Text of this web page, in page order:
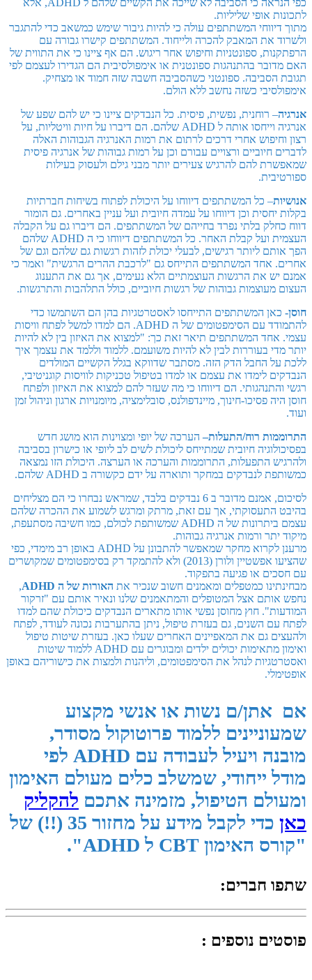
לתכונות אופי שליליות.
מתוך דיווחי המשתתפים עולה כי להיות גיבור שימש כמשאב כדי להתגבר
ולשרוד את המאבק להכרה ולייחוד. המשתתפים קישרו גבורה עם
הרפתקנות, ספונטניות וחיפוש אחר ריגוש. הם אף ציינו כי את התווית של
האם מדובר בהתנהגות ספונטנית או אימפולסיבית הם הגדירו לעצמם לפי
תגובת הסביבה. ספונטני כשהסביבה חשבה שזה חמוד או מצחיק.
אימפולסיבי כשזה נחשב ללא הולם.
אנרגיה– רוחנית, נפשית, פיסית. כל הנבדקים ציינו כי יש להם שפע של
אנרגיה וייחסו אותה ל ADHD שלהם. הם דיברו על חיות וויטליות, על
רצון וחיפוש אחרי דרכים לרתום את רמות האנרגיה הגבוהות האלה
לדברים חיוביים ורצויים עבורם וכן על רמות גבוהות של אנרגיה פיסית
שמאפשרת להם להרגיש צעירים יותר מבני גילם ולעסוק בעילות
ספורטיבית.
אנושיות– כל המשתתפים דיווחו על היכולת לפתוח בשיחות חברתיות
בקלות יחסית וכן דיווחו על עמדה חיובית ועל עניין באחרים. גם הומור
דווח כחלק בלתי נפרד בחייהם של המשתתפים. הם דיברו גם על הקבלה
העצמית ועל קבלת האחר. כל המשתתפים דיווחו כי ה ADHD שלהם
הפך אותם ליותר רגישים, לבעלי יכולת לזהות רגשות גם שלהם וגם של
אחרים. אחד המשתתפים התייחס גם "לרכבת ההרים הרגשית" ואמר כי
אמנם יש את הרגשות העוצמתיים הלא נעימים, אך גם את התענוג
העצום מעוצמות גבוהות של רגשות חיוביים, כולל התלהבות והתרגשות.
חוסן- כאן המשתתפים התייחסו לאסטרטגיות בהן הם השתמשו כדי
להתמודד עם הסימפטומים של ה ADHD. הם למדו למשל לפתח וויסות
עצמי. אחד המשתתפים תיאר זאת כך: "למצוא את האיזון בין לא להיות
יותר מדי בעוררות לבין לא להיות משועמם. ללמוד וללמד את עצמך איך
ללכת על החבל הדק הזה. מסתבר שדווקא בגלל הקשיים המולדים
הנבדקים לימדו את עצמם או למדו בטיפול טכניקות לוויסות קוגניטיבי,
רגשי והתנהגותי. הם דיווחו כי מה שעזר להם למצוא את האיזון ולפתח
חוסן היה פסיכו-חינוך, מיינדפולנס, סובלימציה, מיומנויות ארגון וניהול זמן
ועוד.
התרוממות רוח/התעלות–הערכה של יופי ומצוינות הוא מושג חדש
בפסיכולוגיה חיובית שמתייחס ליכולת לשים לב ליופי או כישרון בסביבה
ולהרגיש התפעלות, התרוממות והערכה או הערצה. היכולת הזו נמצאה
כמשותפת לנבדקים במחקר ותוארה על ידם כקשורה ב ADHD שלהם.
לסיכום, אמנם מדובר ב 6 נבדקים בלבד, שמראש נבחרו כי הם מצליחים
בהיבט התעסוקתי, אך עם זאת, מרתק ומרגש לשמוע את ההכרה שלהם
עצמם ביתרונות של ה ADHD שמשותפת לכולם, כמו חשיבה מסתעפת,
מיקוד יתר ורמות אנרגיה גבוהות.
מרענן לקרוא מחקר שמאפשר להתבונן על ADHD באופן רב מימדי, כפי
שהציעו אפשטיין ולורן (2013) ולא להתמקד רק בסימפטומים שמקושרים
עם חסכים או פגיעה בתפקוד.
מבחינתינו כמטפלים ומאמנים חשוב שנכיר את האורות של ה ADHD
,
נחפש אותם אצל המטופלים והמתאמנים שלנו ונאיר אותם עם "זרקור
המודעות". חוץ מחוסן נפשי אותו מתארים הנבדקים כיכולת שהם למדו
לפתח עם השנים, גם בעזרת טיפול, ניתן בהתערבות נכונה לעודד, לפתח
ולהעצים גם את המאפיינים האחרים שעלו כאן. בעזרת שיטות טיפול
ואימון מתאימות יכולים ילדים ומבוגרים עם ADHD ללמוד שיטות
ואסטרטגיות לנהל את הסימפטומים, וליהנות ולמצות את כישוריהם באופן
אופטימלי.
אם אתן/ם נשות או אנשי מקצוע
שמעוניינים ללמוד פרוטוקול מסודר,
מובנה ויעיל לעבודה עם ADHD לפי
מודל ייחודי, שמשלב כלים מעולם האימון
ומעולם הטיפול, מזמינה אתכם להקליק
כאן
כדי לקבל מידע על מחזור 35 (!!) של
"קורס האימון CBT ל ADHD".
שתפו חברים:
פוסטים נוספים :